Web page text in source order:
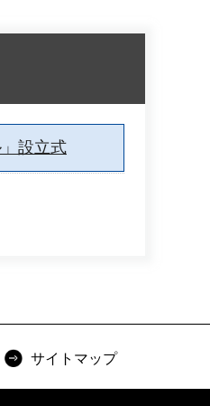
設立式
サイトマップ